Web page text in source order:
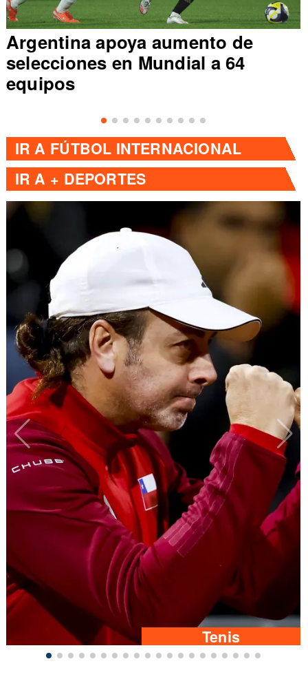
Argentina apoya aumento de
selecciones en Mundial a 64
equipos
IR A FÚTBOL INTERNACIONAL
IR A + DEPORTES
Tenis